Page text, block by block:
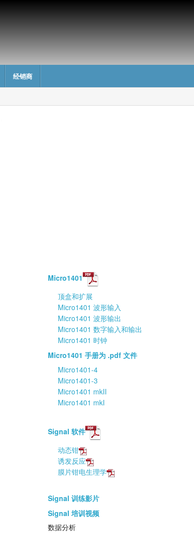
经销商
Micro1401
顶盒和扩展
Micro1401 波形输入
Micro1401 波形输出
Micro1401 数字输入和输出
Micro1401 时钟
Micro1401 手册为 .pdf 文件
Micro1401-4
Micro1401-3
Micro1401 mkII
Micro1401 mkI
Signal 软件
动态钳
诱发反应
膜片钳电生理学
Signal 训练影片
Signal 培训视频
数据分析